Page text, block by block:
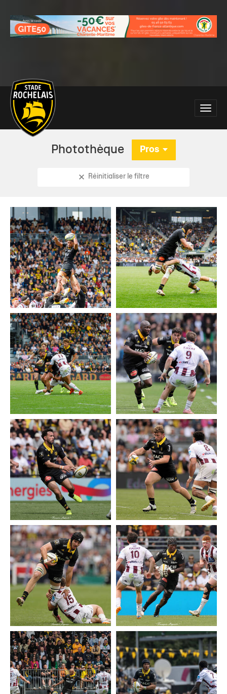
Main
site
navigation
Toggle
Photothèque Pros
Réinitialiser le filtre